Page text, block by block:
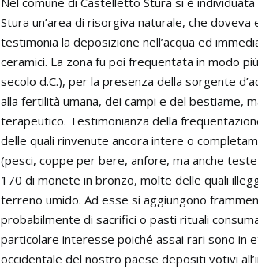
Stura un’area di risorgiva naturale, che
testimonia la deposizione nell’acqua ed
ceramici. La zona fu poi frequentata in modo
secolo d.C.), per la presenza della sorgente
alla fertilità umana, dei campi e del bestiame,
terapeutico. Testimonianza della
delle quali rinvenute ancora intere o
(pesci, coppe per bere, anfore, ma anche
170 di monete in bronzo, molte delle quali
terreno umido. Ad esse si aggiungono
probabilmente di sacrifici o pasti rituali
particolare interesse poiché assai rari sono in
occidentale del nostro paese depositi votivi